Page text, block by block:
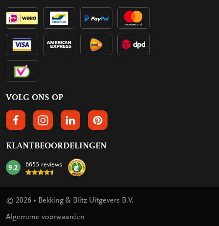
VOLG ONS OP
VOLGS ONS OP FACEBOOK
VOLG ONS OP INSTAGRAM
VOLG ONS OP LINKEDIN
VOLG ONS OP PINTEREST
KLANTBEOORDELINGEN
mark:
9.2 6655 reviews
© 2026 • Bekking & Blitz Uitgevers B.V.
Algemene voorwaarden